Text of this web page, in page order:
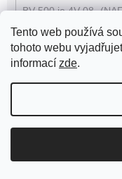
Tento web používá
tohoto webu
informací zde.
BV 500 ie 4V 08-
BV 500 ie 4V Tourer
Cadenza 150 4T 0